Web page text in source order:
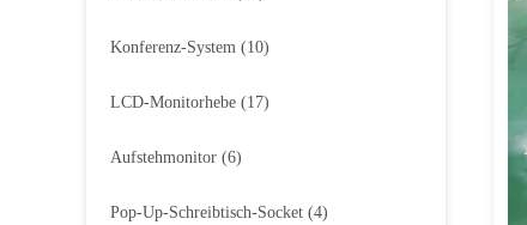
Konferenz-System (10)
LCD-Monitorhebe (17)
Aufstehmonitor (6)
Pop-Up-Schreibtisch-Socket (4)